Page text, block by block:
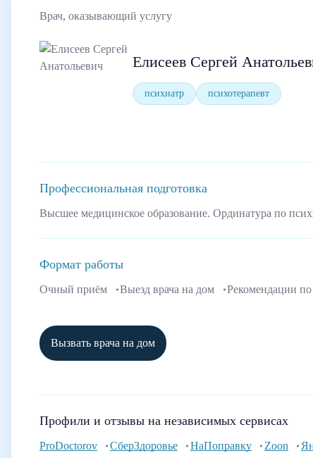
Врач, оказывающий услугу
Елисеев Сергей
психиатр психотерапевт
Профессиональная подготовка
Высшее медицинское образование. Ординатура по
Формат работы
Очный приём Выезд врача на дом Рекомендации
Вызвать врача на дом
Профили и отзывы на независимых сервисах
ProDoctorov СберЗдоровье НаПоправку Zoon